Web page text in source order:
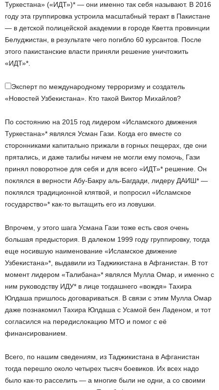
Туркестана» («ИДТ»)* — они именно так себя называют. В 2016
году эта группировка устроила масштабный теракт в Пакистане
— в детской полицейской академии в городе Кветта провинции
Белуджистан, в результате чего погибло 60 курсантов. После
этого пакистанские власти приняли решение уничтожить
«ИДТ»*.
Эксперт по международному терроризму и создатель
«Новостей Узбекистана». Кто такой Виктор Михайлов?
По состоянию на 2015 год лидером «Исламского движения
Туркестана»* являлся Усман Гази. Когда его вместе со
сторонниками капитально прижали в горных пещерах, где они
прятались, и даже талибы ничем не могли ему помочь, Гази
принял поворотное для себя и для всего «ИДТ»* решение. Он
поклялся в верности Абу-Бакру аль-Багдади, лидеру ДАИШ* —
поклялся традиционной клятвой, и попросил «Исламское
государство»* как-то вытащить его из ловушки.
Впрочем, у этого шага Усмана Гази тоже есть своя очень
большая предыстория. В далеком 1999 году группировку, тогда
еще носившую наименование «Исламское движение
Узбекистана»*, выдавили из Таджикистана в Афганистан. В тот
момент лидером «Талибана»* являлся Мулла Омар, и именно с
ним руководству ИДУ* в лице тогдашнего «вождя» Тахира
Юлдаша пришлось договариваться. В связи с этим Мулла Омар
даже познакомил Тахира Юлдаша с Усамой бен Ладеном, и тот
согласился на передислокацию МТО и помог с её
финансированием.
Всего, по нашим сведениям, из Таджикистана в Афганистан
тогда перешло около четырех тысяч боевиков. Их всех надо
было как-то расселить — а многие были не одни, а со своими